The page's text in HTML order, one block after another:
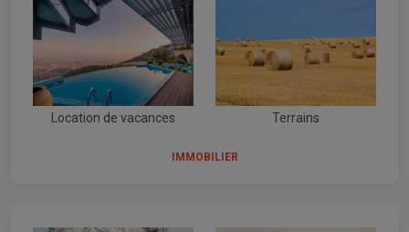
Location de vacances Terrains
IMMOBILIER